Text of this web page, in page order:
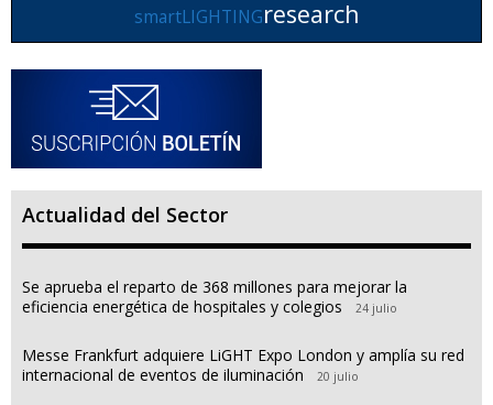
smartLIGHTINGresearch
Actualidad del Sector
Se aprueba el reparto de 368 millones para mejorar la
eficiencia energética de hospitales y colegios
24 julio
Messe Frankfurt adquiere LiGHT Expo London y amplía su red
internacional de eventos de iluminación
20 julio